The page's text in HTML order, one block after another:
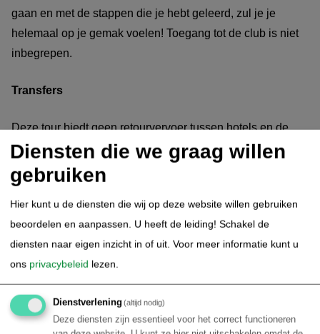
gaan en met de stappen die je hebt geleerd, zul je je
helemaal op je gemak voelen! Toegang tot de club is niet
inbegrepen.
Transfers
Deze tour biedt geen retourvervoer tussen hotels en de
locatie van de dansles. U kunt naar het ontmoetingspunt
per taxi of met de Uber.
Ontmoetingspunt: Rua Farme de Amoedo, 135 - Ipanema
4.Rio de Janeiro - Rio by Night
Overdag is naar eigen inzicht te besteden.
Vanavond gaat u het echte authentieke nachtleven van
Diensten die we graag willen
gebruiken
Hier kunt u de diensten die wij op deze website willen gebruiken
beoordelen en aanpassen. U heeft de leiding! Schakel de
diensten naar eigen inzicht in of uit. Voor meer informatie kunt u
ons privacybeleid lezen.
Dienstverlening(altijd nodig)
Deze diensten zijn essentieel voor het correct functioneren